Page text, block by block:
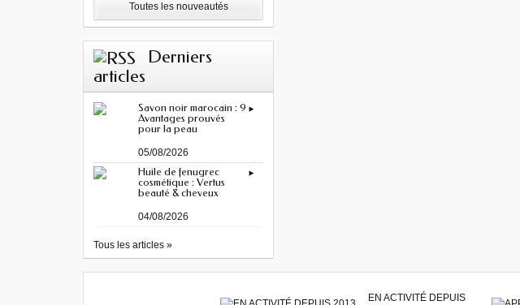
Toutes les nouveautés
Derniers
articles
Savon noir marocain : 9
Avantages prouvés
pour la peau
05/08/2026
Huile de fenugrec
cosmétique : Vertus
beauté & cheveux
04/08/2026
Tous les articles »
EN ACTIVITÉ DEPUIS